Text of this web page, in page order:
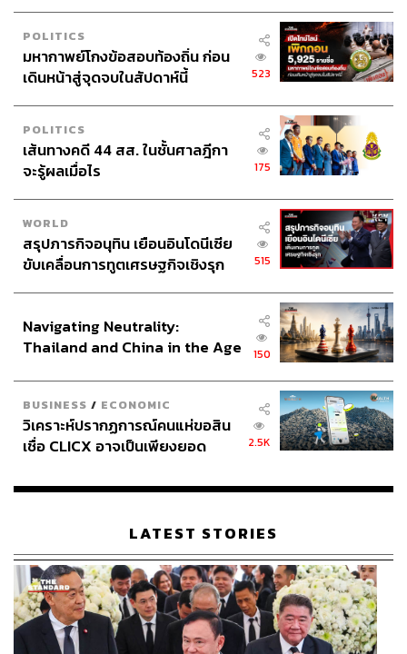
POLITICS
มหากาพย์โกงข้อสอบท้องถิ่น ก่อน
เดินหน้าสู่จุดจบในสัปดาห์นี้
523
POLITICS
เส้นทางคดี 44 สส. ในชั้นศาลฎีกา
จะรู้ผลเมื่อไร
175
WORLD
สรุปภารกิจอนุทิน เยือนอินโดนีเซีย
ขับเคลื่อนการทูตเศรษฐกิจเชิงรุก
515
Navigating Neutrality:
Thailand and China in the Age
150
BUSINESS / ECONOMIC
วิเคราะห์ปรากฏการณ์คนแห่ขอสิน
เชื่อ CLICX อาจเป็นเพียงยอด
เรือนไทยที่ถูกซุกไว้
2.5K
LATEST STORIES